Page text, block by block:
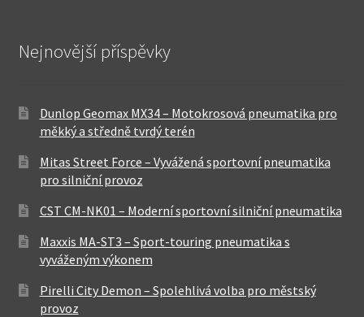
Nejnovější příspěvky
Dunlop Geomax MX34 – Motokrosová pneumatika pro
měkký a středně tvrdý terén
Mitas Street Force – Vyvážená sportovní pneumatika
pro silniční provoz
CST CM-NK01 – Moderní sportovní silniční pneumatika
Maxxis MA-ST3 – Sport-touring pneumatika s
vyváženým výkonem
Pirelli City Demon – Spolehlivá volba pro městský
provoz